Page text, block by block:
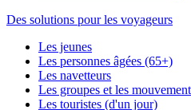
Des solutions pour les voyageurs
Les jeunes
Les personnes âgées (65+)
Les navetteurs
Les groupes et les
Les touristes (d'un jour)